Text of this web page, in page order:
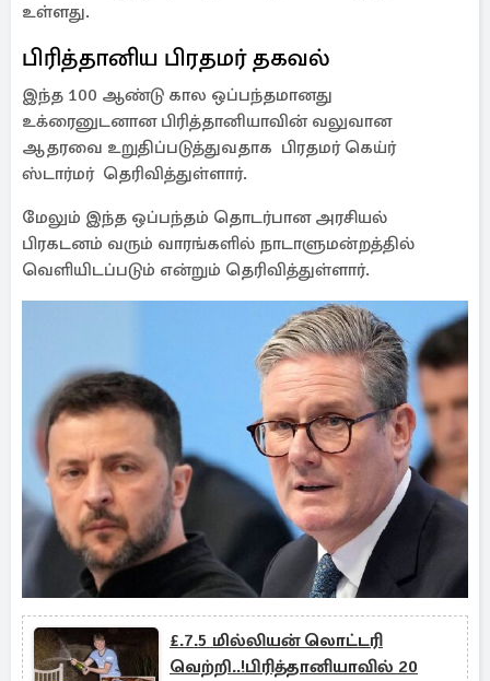
உள்ளது.
பிரித்தானிய பிரதமர் தகவல்
இந்த 100 ஆண்டு கால ஒப்பந்தமானது
உக்ரைனுடனான பிரித்தானியாவின் வலுவான
ஆதரவை உறுதிப்படுத்துவதாக பிரதமர் கெய்ர்
ஸ்டார்மர் தெரிவித்துள்ளார்.
மேலும் இந்த ஒப்பந்தம் தொடர்பான அரசியல்
பிரகடனம் வரும் வாரங்களில் நாடாளுமன்றத்தில்
வெளியிடப்படும் என்றும் தெரிவித்துள்ளார்.
£.7.5 மில்லியன் லொட்டரி
வெற்றி..!பிரித்தானியாவில் 20